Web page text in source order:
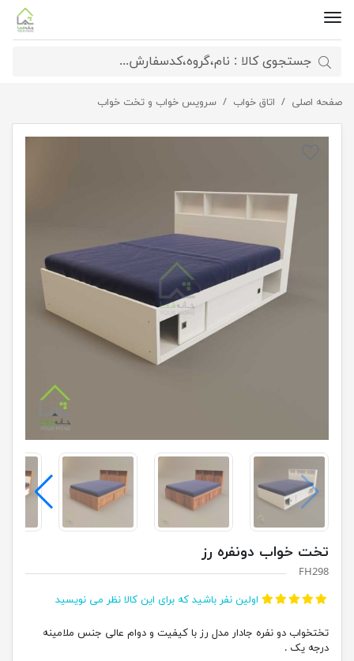
صفحه اصلی اتاق خواب سرویس خواب و تخت خواب تخت خواب دونفره رز
تخت خواب دونفره رز
FH298
اولین نفر باشید که برای این کالا نظر می نویسید
تختخواب دو نفره جادار مدل رز با کیفیت و دوام عالی جنس ملامینه
درجه یک .